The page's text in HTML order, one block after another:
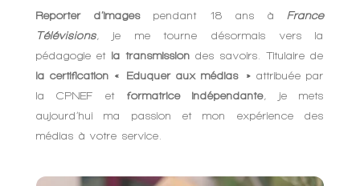
Reporter d’imagespendant 18 ans àFrance
Télévisions, je me tourne désormais vers la
pédagogie etla transmission des savoirs. Titulaire de
la certification « Eduquer aux médias » attribuée par
la CPNEF et formatrice indépendante, je mets
aujourd’hui ma passion et mon expérience des
médias à votre service.